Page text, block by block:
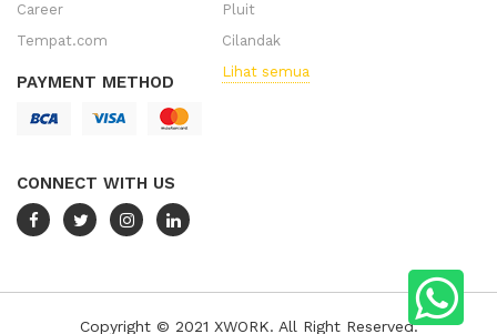
Career
Tempat.com
PAYMENT METHOD
CONNECT WITH US
Pluit
Cilandak
Lihat semua
Copyright © 2021 XWORK. All Right Reserved.